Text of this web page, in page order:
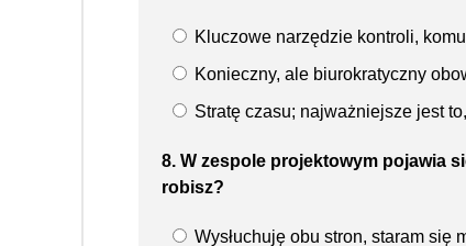
Kluczowe narzędzie kontroli,
Konieczny, ale biurokratyczny
Stratę czasu; najważniejsze jest
8. W zespole projektowym pojawia
robisz?
Wysłuchuję obu stron, staram